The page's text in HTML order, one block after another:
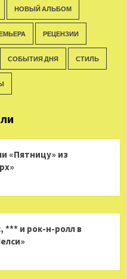
НОВЫЙ АЛЬБОМ
РЕЦЕНЗИИ
СОБЫТИЯ ДНЯ СТИЛЬ
«Пятницу» из
*** и рок-н-ролл в